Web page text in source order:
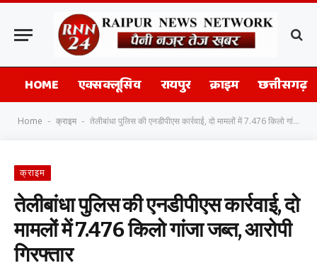
HOME एक्सक्लूसिव रायपुर क्राइम छत्तीसगढ़
Home - क्राइम - तेलीबांधा पुलिस की एनडीपीएस कार्रवाई, दो मामलों में 7.476 किलो गांजा जब्त, आरोपी गिरफ्तार
क्राइम
तेलीबांधा पुलिस की एनडीपीएस कार्रवाई, दो
मामलों में 7.476 किलो गांजा जब्त, आरोपी
गिरफ्तार